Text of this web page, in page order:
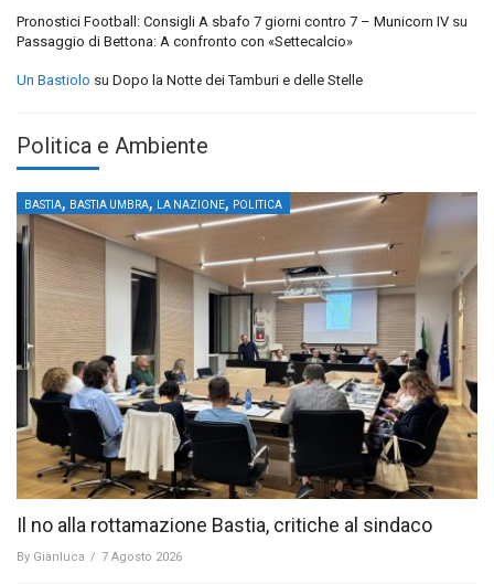
Pronostici Football: Consigli A sbafo 7 giorni contro 7 – Municorn IV su
Passaggio di Bettona: A confronto con «Settecalcio»
Un Bastiolo su Dopo la Notte dei Tamburi e delle Stelle
Politica e Ambiente
BASTIA, BASTIA UMBRA, LA NAZIONE, POLITICA
Il no alla rottamazione Bastia, critiche al sindaco
By Gianluca / 7 Agosto 2026